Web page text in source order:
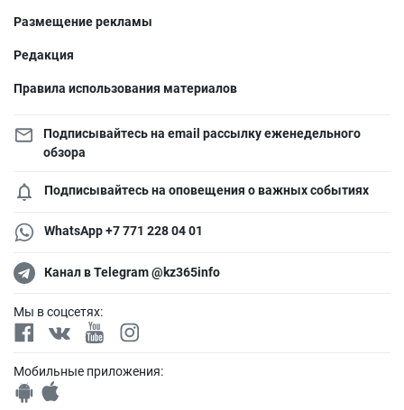
Размещение рекламы
Редакция
Правила использования материалов
Подписывайтесь на email рассылку еженедельного
обзора
Подписывайтесь на оповещения о важных событиях
WhatsApp +7 771 228 04 01
Канал в Telegram @kz365info
Мы в соцсетях:
Мобильные приложения: